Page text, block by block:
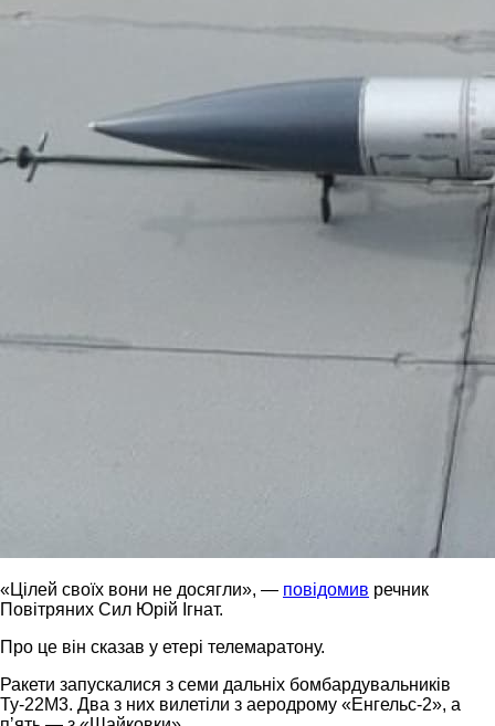
«Цілей своїх вони не досягли», — повідомив речник
Повітряних Сил Юрій Ігнат.
Про це він сказав у етері телемаратону.
Ракети запускалися з семи дальніх бомбардувальників
Ту-22М3. Два з них вилетіли з аеродрому «Енгельс-2», а